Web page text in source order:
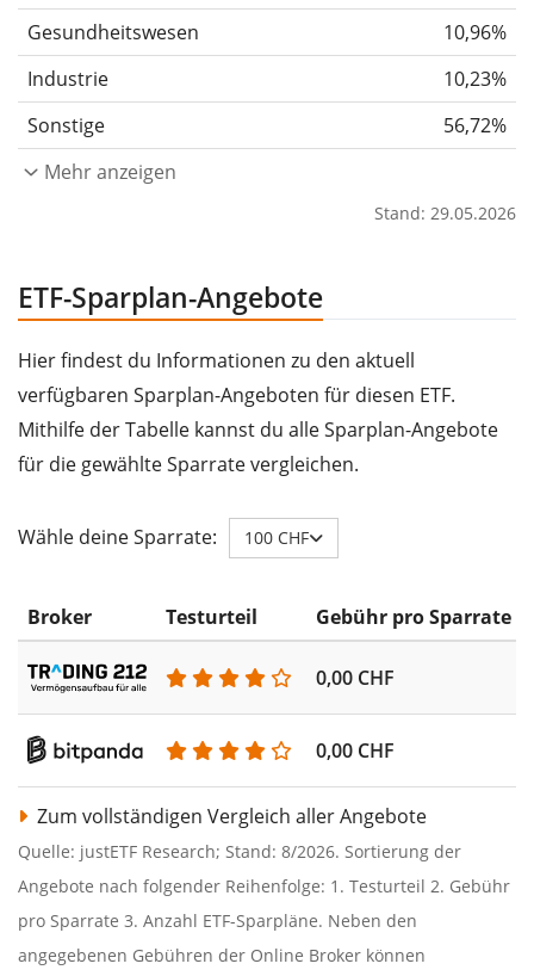
Gesundheitswesen
10,96%
Industrie
10,23%
Sonstige
56,72%
Mehr anzeigen
Stand: 29.05.2026
ETF-Sparplan-Angebote
Hier findest du Informationen zu den aktuell
verfügbaren Sparplan-Angeboten für diesen ETF.
Mithilfe der Tabelle kannst du alle Sparplan-Angebote
für die gewählte Sparrate vergleichen.
Wähle deine Sparrate: 100 CHF
Broker Testurteil Gebühr pro Sparrate
0,00 CHF
0,00 CHF
Zum vollständigen Vergleich aller Angebote
Quelle: justETF Research; Stand: 8/2026. Sortierung der
Angebote nach folgender Reihenfolge: 1. Testurteil 2. Gebühr
pro Sparrate 3. Anzahl ETF-Sparpläne. Neben den
angegebenen Gebühren der Online Broker können